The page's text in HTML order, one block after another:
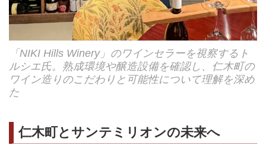
「NIKI Hills Winery」のワインセラーを視察するト
ルシエ氏。熟成環境や醸造設備を確認し、仁木町の
ワイン造りのこだわりと可能性について理解を深め
た
仁木町とサンテミリオンの未来へ